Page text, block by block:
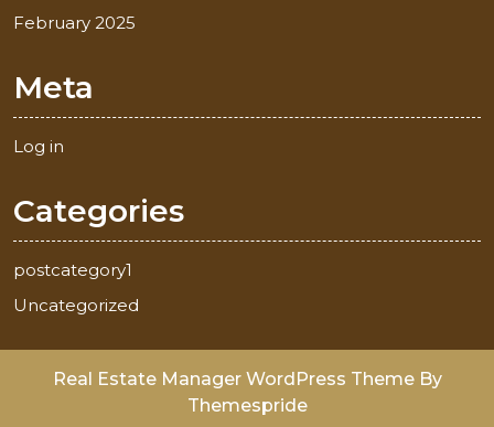
February 2025
Meta
Log in
Categories
postcategory1
Uncategorized
Real Estate Manager WordPress ThemeBy
Themespride